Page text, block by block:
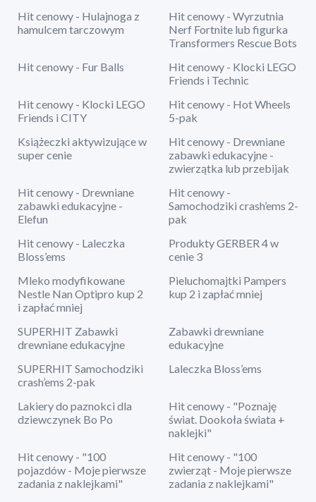
Hit cenowy - Hulajnoga z
hamulcem tarczowym
Hit cenowy - Wyrzutnia
Nerf Fortnite lub figurka
Transformers Rescue Bots
Hit cenowy - Fur Balls
Hit cenowy - Klocki LEGO
Friends i Technic
Hit cenowy - Klocki LEGO
Friends i CITY
Hit cenowy - Hot Wheels
5-pak
Książeczki aktywizujące w
super cenie
Hit cenowy - Drewniane
zabawki edukacyjne -
zwierzątka lub przebijak
Hit cenowy - Drewniane
zabawki edukacyjne -
Elefun
Hit cenowy -
Samochodziki crash’ems 2-
pak
Hit cenowy - Laleczka
Bloss’ems
Produkty GERBER 4 w
cenie 3
Mleko modyfikowane
Nestle Nan Optipro kup 2
i zapłać mniej
Pieluchomajtki Pampers
kup 2 i zapłać mniej
SUPERHIT Zabawki
drewniane edukacyjne
Zabawki drewniane
edukacyjne
SUPERHIT Samochodziki
crash’ems 2-pak
Laleczka Bloss’ems
Lakiery do paznokci dla
dziewczynek Bo Po
Hit cenowy - "Poznaję
świat. Dookoła świata +
naklejki"
Hit cenowy - "100
pojazdów - Moje pierwsze
zadania z naklejkami"
Hit cenowy - "100
zwierząt - Moje pierwsze
zadania z naklejkami"